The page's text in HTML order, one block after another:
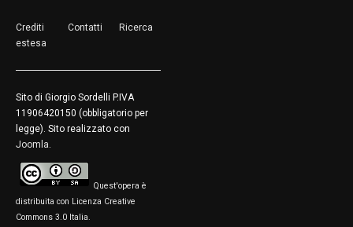
Crediti Contatti
Ricerca
estesa
Sito di Giorgio Sordelli P.IVA
11906420150 (obbligatorio per
legge). Sito realizzato con
Joomla
Quest'opera è
distribuita con Licenza Creative
Commons 3.0 Italia.